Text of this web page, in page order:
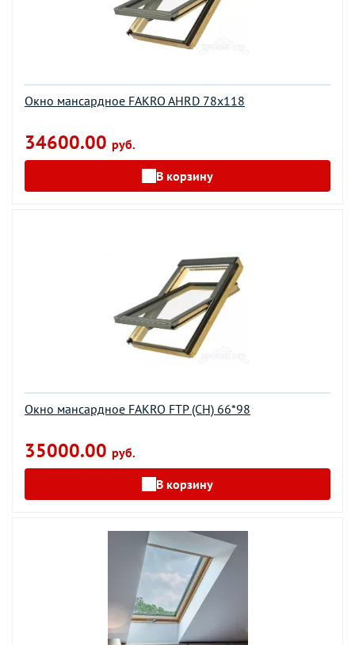
Окно мансардное FAKRO AHRD 78х118
34600.00 руб.
В корзину
Окно мансардное FAKRO FTP (CH) 66*98
35000.00 руб.
В корзину